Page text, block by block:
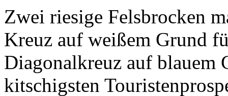
Zwei riesige Felsbrocken
Kreuz auf weißem Grund
Diagonalkreuz auf blauem
kitschigsten